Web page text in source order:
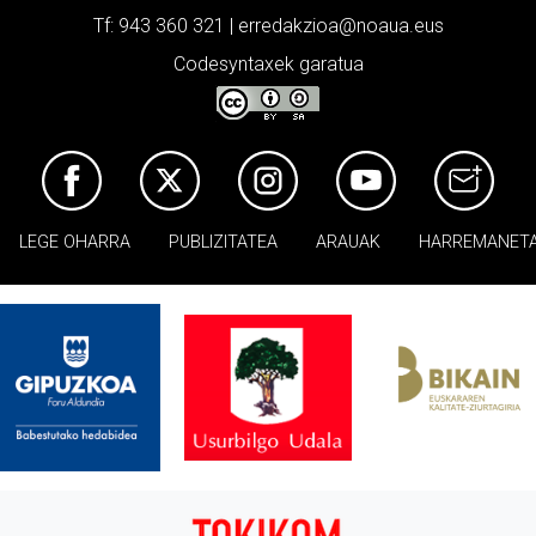
Tf: 943 360 321 | erredakzioa@noaua.eus
Codesyntaxek garatua
LEGE OHARRA PUBLIZITATEA ARAUAK